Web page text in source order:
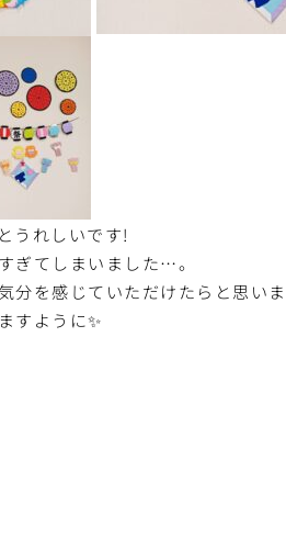
うれしいです!
ぎてしまいました…。
分を感じていただけたらと思い
すように✨